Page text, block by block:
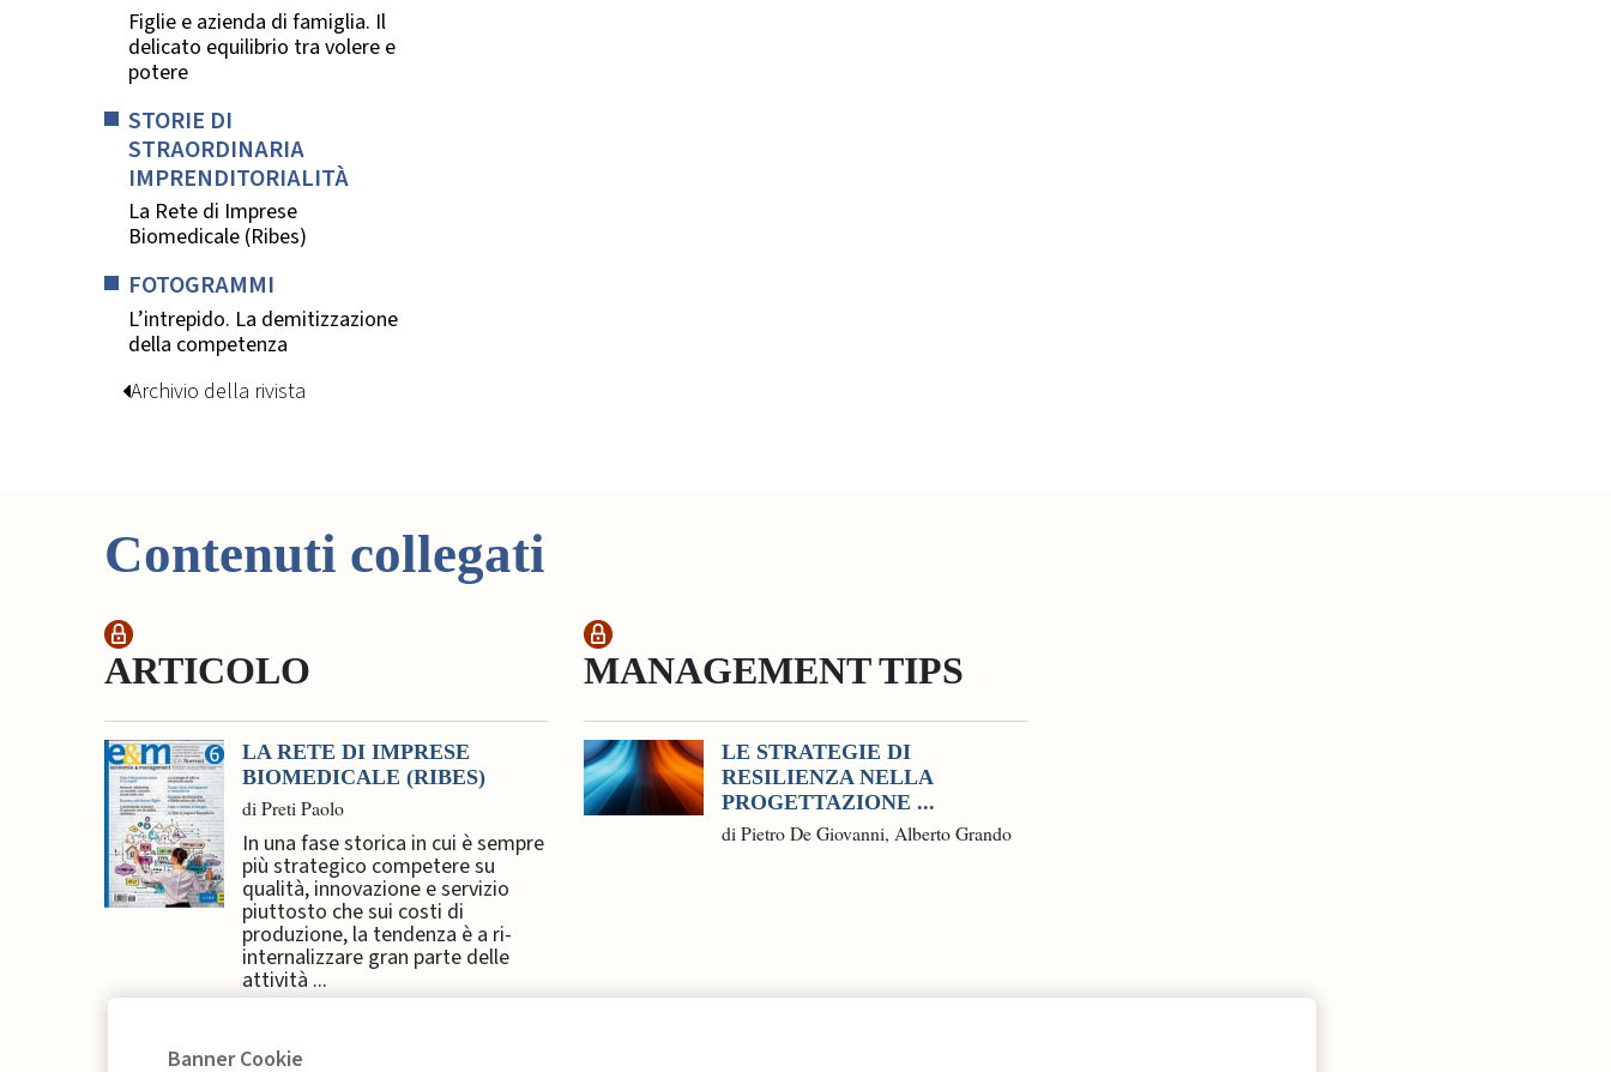
Figlie e azienda di famiglia. Il
delicato equilibrio tra volere e
potere
STORIE DI
STRAORDINARIA
IMPRENDITORIALITÀ
La Rete di Imprese
Biomedicale (Ribes)
FOTOGRAMMI
L’intrepido. La demitizzazione
della competenza
Archivio della rivista
Contenuti collegati
ARTICOLO
LA RETE DI IMPRESE
BIOMEDICALE (RIBES)
di Preti Paolo
In una fase storica in cui è sempre
più strategico competere su
qualità, innovazione e servizio
piuttosto che sui costi di
produzione, la tendenza è a ri-
internalizzare gran parte delle
attività ...
MANAGEMENT TIPS
LE STRATEGIE DI
RESILIENZA NELLA
PROGETTAZIONE ...
di Pietro De Giovanni, Alberto Grando
Banner Cookie